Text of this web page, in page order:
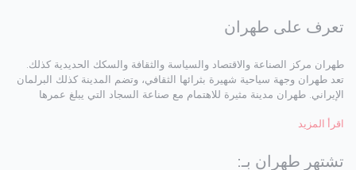
تعرف على طهران
طهران مركز الصناعة والاقتصاد والسياسة والثقافة والسكك الحديدية كذلك.
تعد طهران وجهة سياحية شهيرة بثرائها الثقافي، وتضم المدينة كذلك البرلمان
الإيراني. طهران مدينة مثيرة للاهتمام مع صناعة السجاد التي يبلغ عمرها
اقرأ المزيد
تشتهر طهران بـ: